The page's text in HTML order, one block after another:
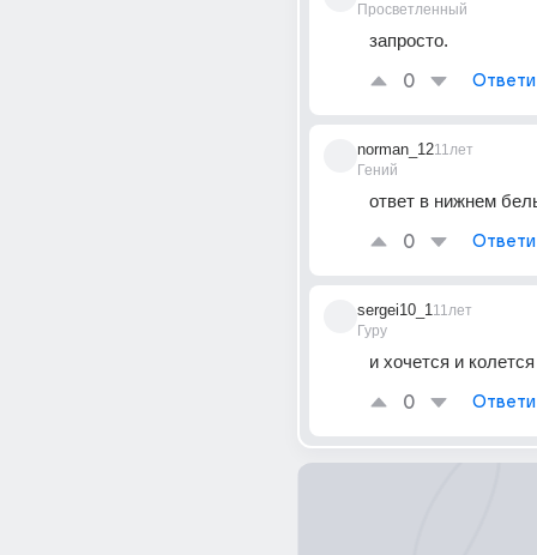
Просветленный
запросто.
0
norman_12
Гений
11лет
ответ в нижнем
0
sergei10_1
Гуру
11лет
и хочется и колется
0